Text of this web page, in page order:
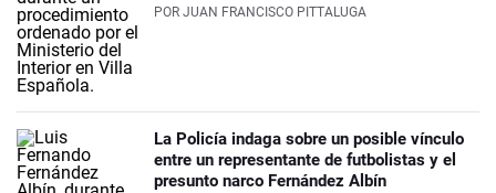
POR JUAN FRANCISCO PITTALUGA
La Policía indaga sobre un posible vínculo
entre un representante de futbolistas y el
presunto narco Fernández Albín